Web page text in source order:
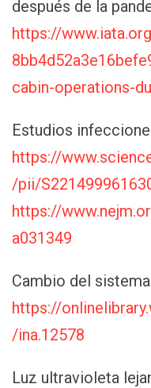
después de la
https://
cabin-operations-
Estudios
https://
/pii/
https://
a031349
Cambio del
https://
/ina.12578
Luz ultravioleta